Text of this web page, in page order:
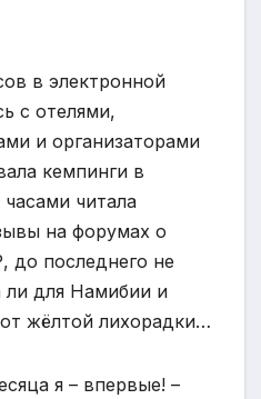
в электронной
с отелями,
и организаторами
кемпинги в
читала
на форумах о
до последнего не
ли для Намибии и
жёлтой лихорадки…
я – впервые! –